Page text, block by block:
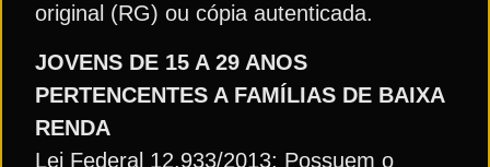
original (RG) ou cópia autenticada.
JOVENS DE 15 A 29 ANOS
PERTENCENTES A FAMÍLIAS DE BAIXA
RENDA
Lei Federal 12.933/2013: Possuem o